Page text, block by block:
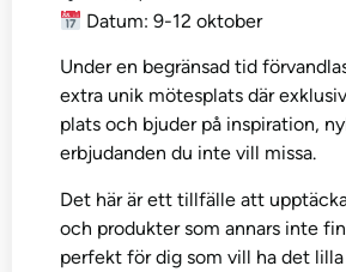
Datum: 9-12 oktober
Under en begränsad tid
extra unik mötesplats där
plats och bjuder på inspiration,
erbjudanden du inte vill missa.
Det här är ett tillfälle att
och produkter som annars inte
perfekt för dig som vill ha det